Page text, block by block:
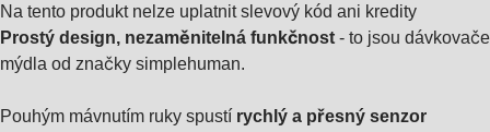
Na tento produkt nelze uplatnit slevový kód ani kredity
Prostý design, nezaměnitelná funkčnost - to jsou dávkovače
mýdla od značky simplehuman.
Pouhým mávnutím ruky spustí rychlý a přesný senzor